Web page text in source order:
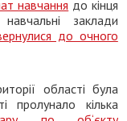
навчання до кінця
заклади
до очного
області була
пролунало кілька